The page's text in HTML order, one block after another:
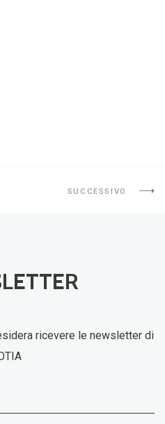
SUCCESSIVO
ricevere le newsletter di